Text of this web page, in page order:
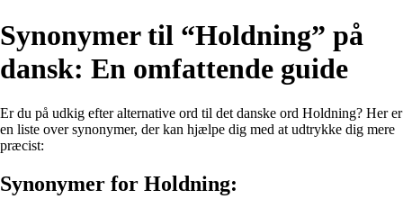
Synonymer til “Holdning” på
dansk: En omfattende guide
Er du på udkig efter alternative ord til det danske ord Holdning? Her er
en liste over synonymer, der kan hjælpe dig med at udtrykke dig mere
præcist:
Synonymer for Holdning: